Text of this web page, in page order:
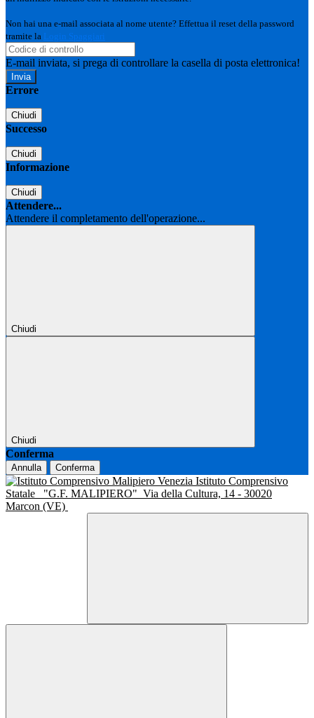
Non hai una e-mail associata al nome utente? Effettua il reset della password
tramite la Login Spaggiari
E-mail inviata, si prega di controllare la casella di posta elettronica!
Errore
Chiudi
Successo
Chiudi
Informazione
Chiudi
Attendere...
Attendere il completamento dell'operazione...
Chiudi
Chiudi
Conferma
Annulla Conferma
Istituto Comprensivo
Statale
"G.F. MALIPIERO" Via della Cultura, 14 - 30020
Marcon (VE)